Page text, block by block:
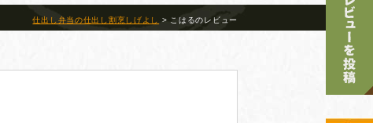
仕出し弁当の仕出し割烹しげよし > こはるのレビュー